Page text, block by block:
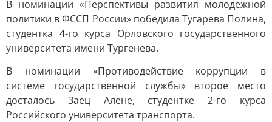
В номинации «Перспективы развития молодежной
политики в ФССП России» победила Тугарева Полина,
студентка 4-го курса Орловского государственного
университета имени Тургенева.
В номинации «Противодействие коррупции в
системе государственной службы» второе место
досталось Заец Алене, студентке 2-го курса
Российского университета транспорта.